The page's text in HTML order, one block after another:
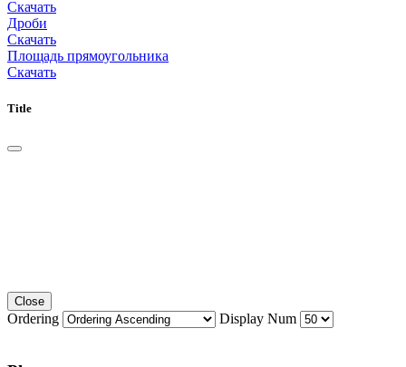
Скачать
Дроби
Скачать
Площадь прямоугольника
Скачать
Title
Close
Ordering Display Num